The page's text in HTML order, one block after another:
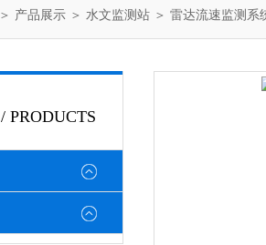
＞ 产品展示 ＞ 水文监测站 ＞ 雷达流速监测系
/ PRODUCTS